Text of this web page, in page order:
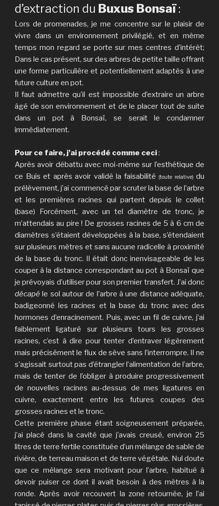
d’extraction du Buxus Bonsaï:
Lors de promenades, je me concentre sur le plaisir de
vivre dans un environnement privilégié, et en même
temps mon regard se porte sur mes centres d’intérêt;
Dans le cas présent, sur des arbres de petite taille offrant
une forme particulière et potentiellement adaptés à une
future culture en pot.
Il faut admettre qu’il est impossible d’extraire un arbre
âgé de son environnement et de le placer tout de suite
dans un pot à Bonsaï, se serait le condamner
immédiatement.
Pour ce faire, j’ai procédé comme ceci:
Après avoir débattu avec moi-même sur l’esthétique de
ce Buis et après avoir validé la faisabilité (toute relative) du
prélèvement, j’ai commencé par scruter la base de l’arbre
et les premières racines qui partent depuis le collet
(base) Forcément, avec un tel diamètre de tronc, je
m’attendais au pire ! De grosses racines de 5 à 6 cm de
diamètres s’étaient développées à la base, s’étendaient
sur plusieurs mètres et sans aucune radicelle à proximité
de la base du tronc. Il était donc inenvisageable de les
couper à la distance correspondant au pot à Bonsaï que
je prévoyais d’utiliser pour son premier transfert. J’ai donc
décapé le sol autour de l’arbre à une distance adéquate,
badigeonné les racines et la base du tronc avec des
hormones d’enracinement. Puis, avec un fil de cuivre, j’ai
faiblement ligaturé sur plusieurs tours les grosses
racines, c’est à dire pour tenter d’entraver légèrement
mais précisément le flux de sève sans l’interrompre. Il ne
s’agissait surtout pas d’étrangler l’alimentation de l’arbre,
mais de tenter de l’obliger à produire progressivement
de nouvelles racines au-dessus de mes ligatures en
cuivre, exactement entre les futures coupes des
grosses racines et le tronc.
Cette première phase étant soigneusement préparée,
j’ai placé dans la cavité que j’avais creusé, environ 25
litres de terre fertile constituée d’un mélange de sable de
rivière, de terreau maison et de terre végétale. Nul doute
que ce mélange sera motivant pour l’arbre, habitué à
devoir puiser ce dont il avait besoin à des mètres à la
ronde. Après avoir recouvert la zone retournée, je l’ai